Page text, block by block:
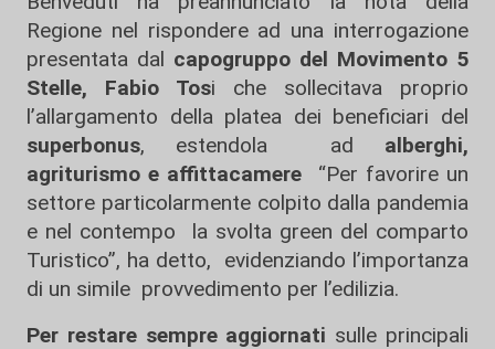
Regione nel rispondere ad una interrogazione
presentata dal capogruppo del Movimento 5
Stelle, Fabio Tosi che sollecitava proprio
l’allargamento della platea dei beneficiari del
superbonus, estendola ad alberghi,
agriturismo e affittacamere “Per favorire un
settore particolarmente colpito dalla pandemia
e nel contempo la svolta green del comparto
Turistico”, ha detto, evidenziando l’importanza
di un simile provvedimento per l’edilizia.
Per restare sempre aggiornati sulle principali